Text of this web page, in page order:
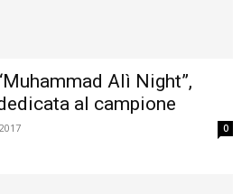
Alì Night”,
al campione
0